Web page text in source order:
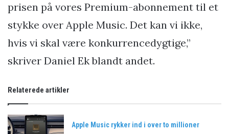
prisen på vores Premium-abonnement til et
stykke over Apple Music. Det kan vi ikke,
hvis vi skal være konkurrencedygtige,”
skriver Daniel Ek blandt andet.
Relaterede artikler
Apple Music rykker ind i over to millioner